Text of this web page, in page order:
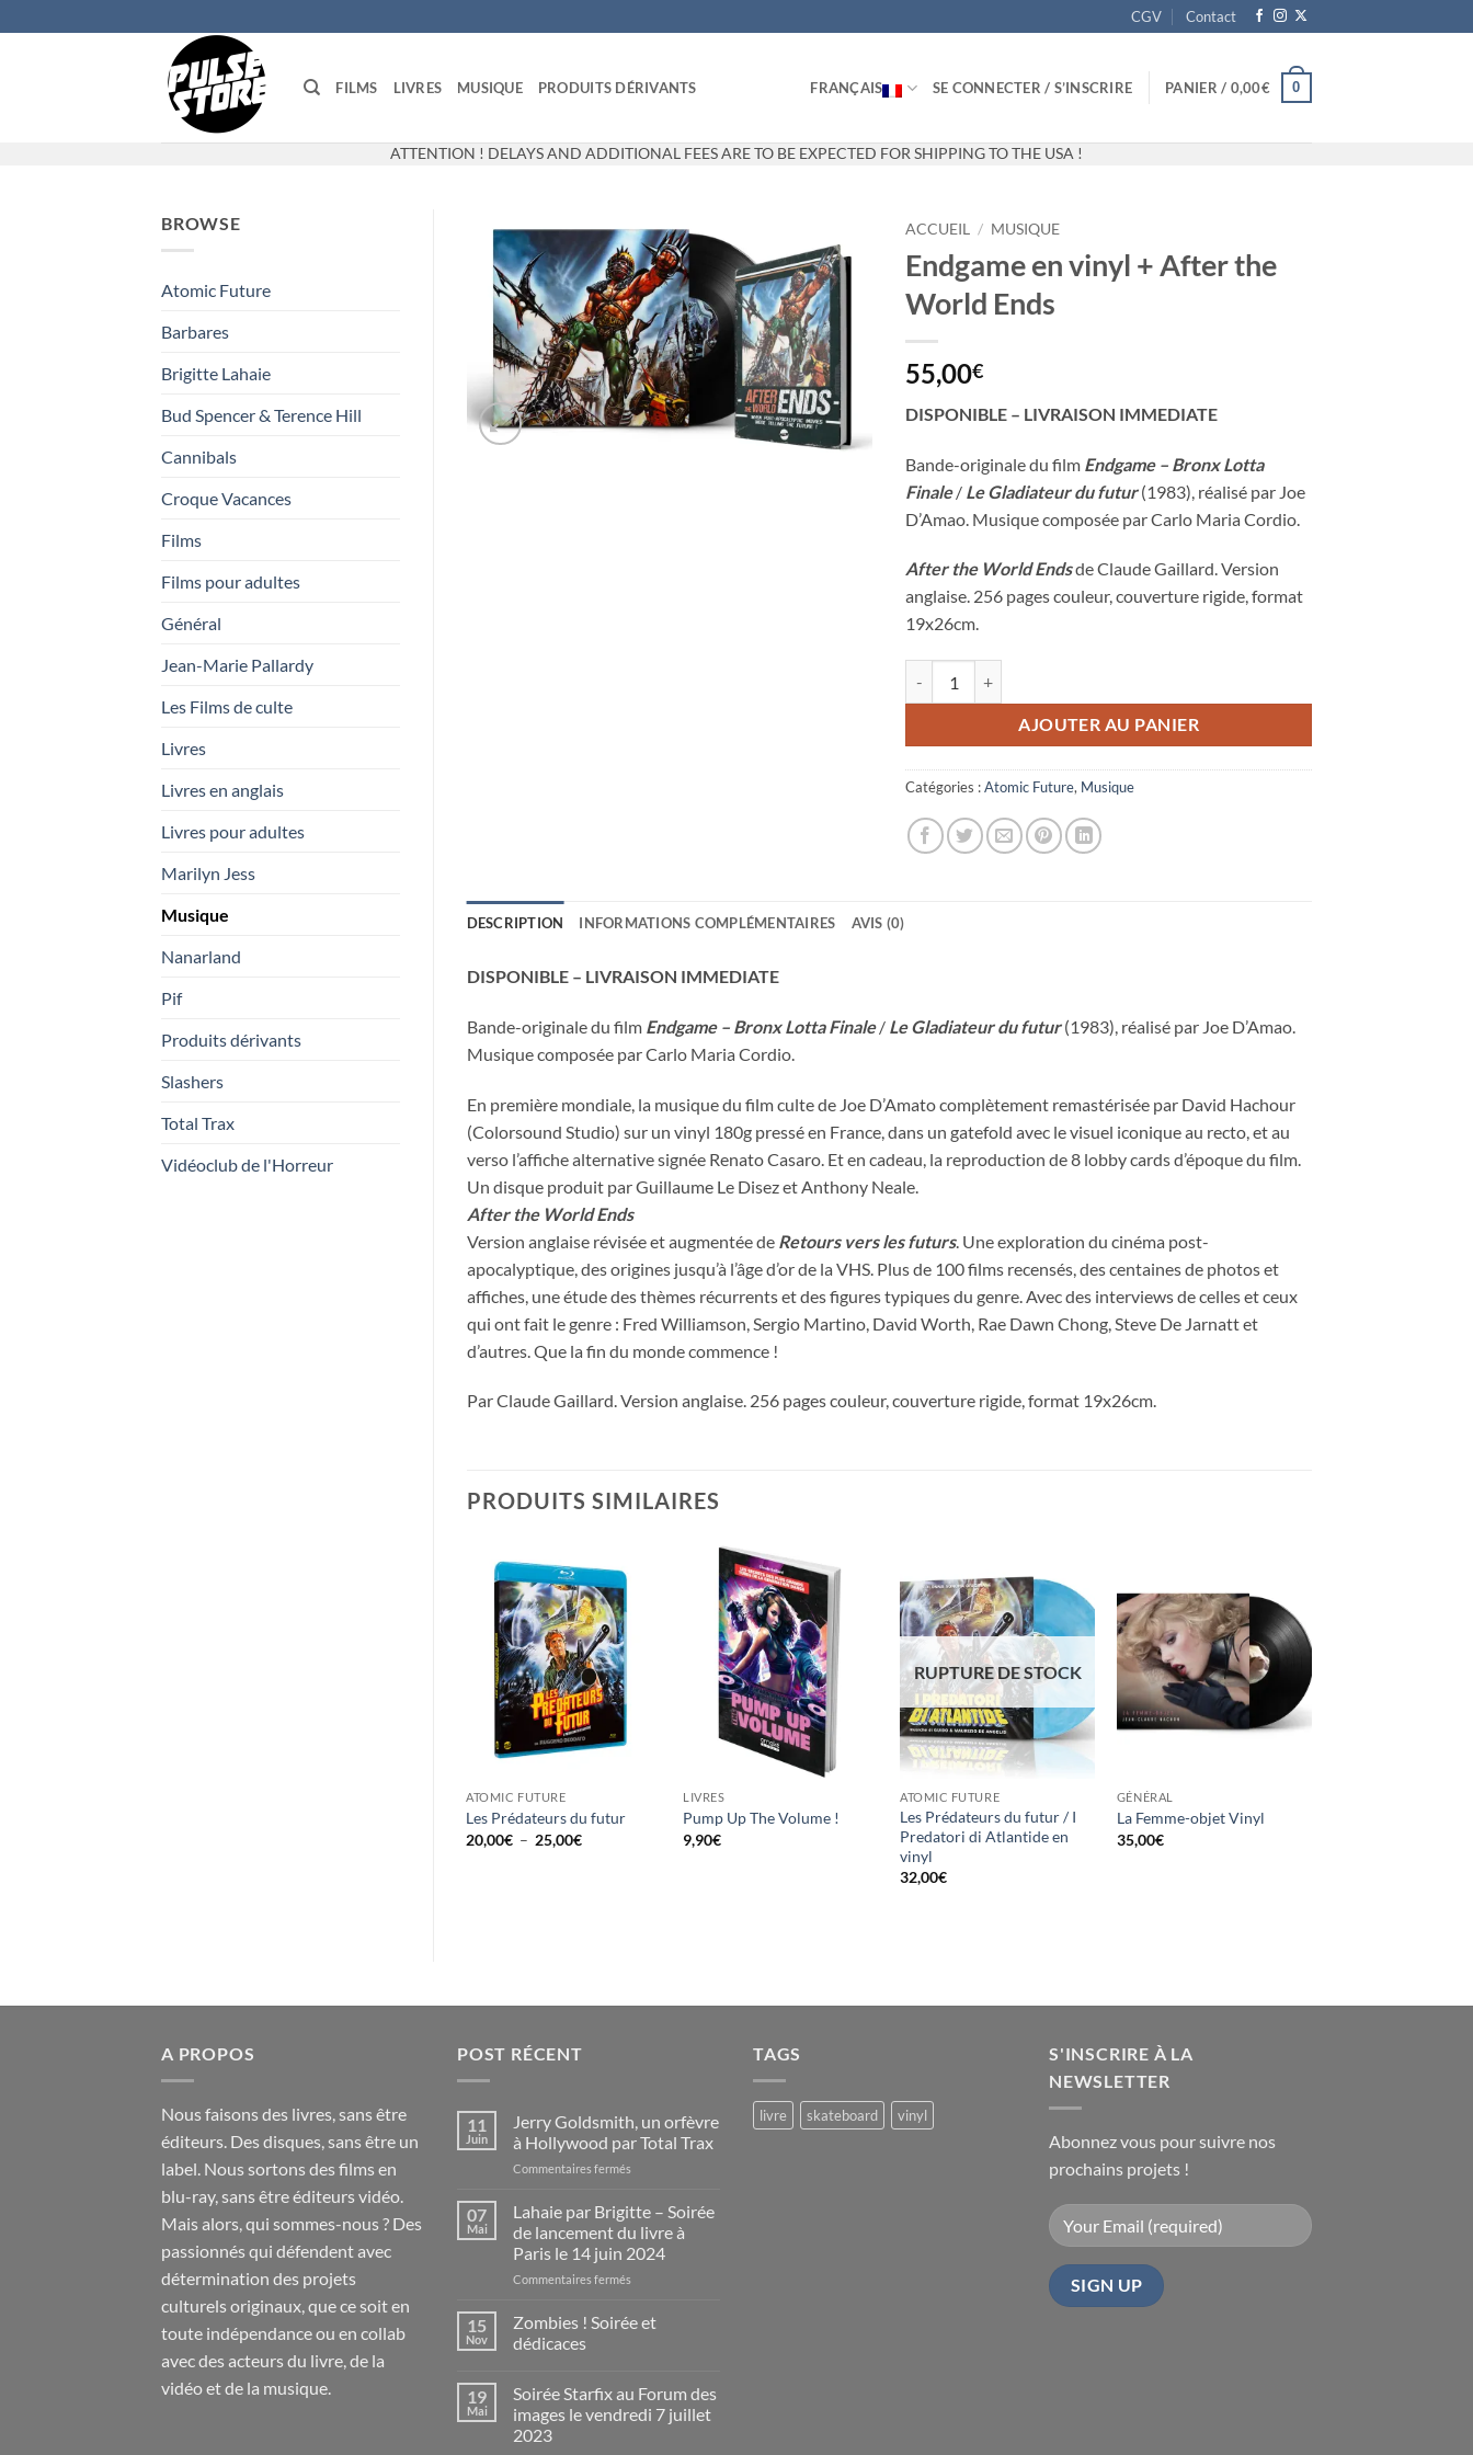
au
CGV Contact
FILMS LIVRES MUSIQUE PRODUITS DÉRIVANTS FRANÇAIS SE CONNECTER / S’INSCRIRE PANIER / 0,00€ 0
ATTENTION ! DELAYS AND ADDITIONAL FEES ARE TO BE EXPECTED FOR SHIPPING TO THE USA !
BROWSE
Atomic Future
Barbares
Brigitte Lahaie
Bud Spencer & Terence Hill
Cannibals
Croque Vacances
Films
Films pour adultes
Général
Jean-Marie Pallardy
Les Films de culte
Livres
Livres en anglais
Livres pour adultes
Marilyn Jess
Musique
Nanarland
Pif
Produits dérivants
Slashers
Total Trax
Vidéoclub de l'Horreur
Ajouter
à la
wishlist
ACCUEIL / MUSIQUE
Endgame en vinyl + After the
World Ends
55,00€
DISPONIBLE – LIVRAISON IMMEDIATE
Bande-originale du film Endgame – Bronx Lotta
Finale/ Le Gladiateur du futur(1983), réalisé par Joe
D’Amao. Musique composée par Carlo Maria Cordio.
After the World Endsde Claude Gaillard. Version
anglaise. 256 pages couleur, couverture rigide, format
19x26cm.
AJOUTER AU PANIER
Catégories :Atomic Future, Musique
DESCRIPTION INFORMATIONS COMPLÉMENTAIRES AVIS (0)
DISPONIBLE – LIVRAISON IMMEDIATE
Bande-originale du film Endgame – Bronx Lotta Finale/ Le Gladiateur du futur(1983), réalisé par Joe D’Amao.
Musique composée par Carlo Maria Cordio.
En première mondiale, la musique du film culte de Joe D’Amato complètement remastérisée par David Hachour
(Colorsound Studio) sur un vinyl 180g pressé en France, dans un gatefold avec le visuel iconique au recto, et au
verso l’affiche alternative signée Renato Casaro. Et en cadeau, la reproduction de 8 lobby cards d’époque du film.
Un disque produit par Guillaume Le Disez et Anthony Neale.
After the World Ends
Version anglaise révisée et augmentée de Retours vers les futurs. Une exploration du cinéma post-
apocalyptique, des origines jusqu’à l’âge d’or de la VHS. Plus de 100 films recensés, des centaines de photos et
affiches, une étude des thèmes récurrents et des figures typiques du genre. Avec des interviews de celles et ceux
qui ont fait le genre : Fred Williamson, Sergio Martino, David Worth, Rae Dawn Chong, Steve De Jarnatt et
d’autres. Que la fin du monde commence !
Par Claude Gaillard. Version anglaise. 256 pages couleur, couverture rigide, format 19x26cm.
PRODUITS SIMILAIRES
Ajouter
à la
wishlist
ATOMIC FUTURE
Les Prédateurs du futur
20,00€ – 25,00€Plage
wishlist
LIVRES
Pump Up The Volume !
9,90€
wishlist
RUPTURE DE STOCK
ATOMIC FUTURE
Les Prédateurs du futur / I
Predatori di Atlantide en
vinyl
32,00€
Ajouter
wishlist
GÉNÉRAL
La Femme-objet Vinyl
35,00€
A PROPOS
Nous faisons des livres, sans être
éditeurs. Des disques, sans être un
label. Nous sortons des films en
blu-ray, sans être éditeurs vidéo.
Mais alors, qui sommes-nous ? Des
passionnés qui défendent avec
détermination des projets
culturels originaux, que ce soit en
toute indépendance ou en collab
avec des acteurs du livre, de la
vidéo et de la musique.
POST RÉCENT
11
Juin
Jerry Goldsmith, un orfèvre
à Hollywood par Total Trax
Commentaires fermés
Goldsmith,
un
orfèvre
à
Total
07
Mai
Lahaie par Brigitte – Soirée
de lancement du livre à
Paris le 14 juin 2024
Commentaires fermés
Brigitte
de
lancement
15
Nov
Zombies ! Soirée et
dédicaces
sur
Zombies
!
Soirée
19
Mai
Soirée Starfix au Forum des
images le vendredi 7 juillet
2023
TAGS
livre skateboard vinyl
S'INSCRIRE À LA
NEWSLETTER
Abonnez vous pour suivre nos
prochains projets !